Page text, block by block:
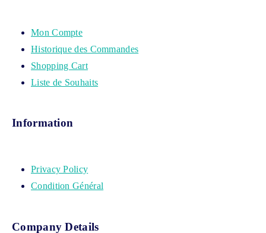
Mon Compte
Historique des Commandes
Shopping Cart
Liste de Souhaits
Information
Privacy Policy
Condition Général
Company Details